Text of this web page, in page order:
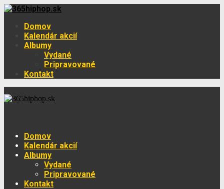
Domov
Kalendár akcií
Albumy
Vydané
Pripravované
Kontakt
Domov
Kalendár akcií
Albumy
Vydané
Pripravované
Kontakt